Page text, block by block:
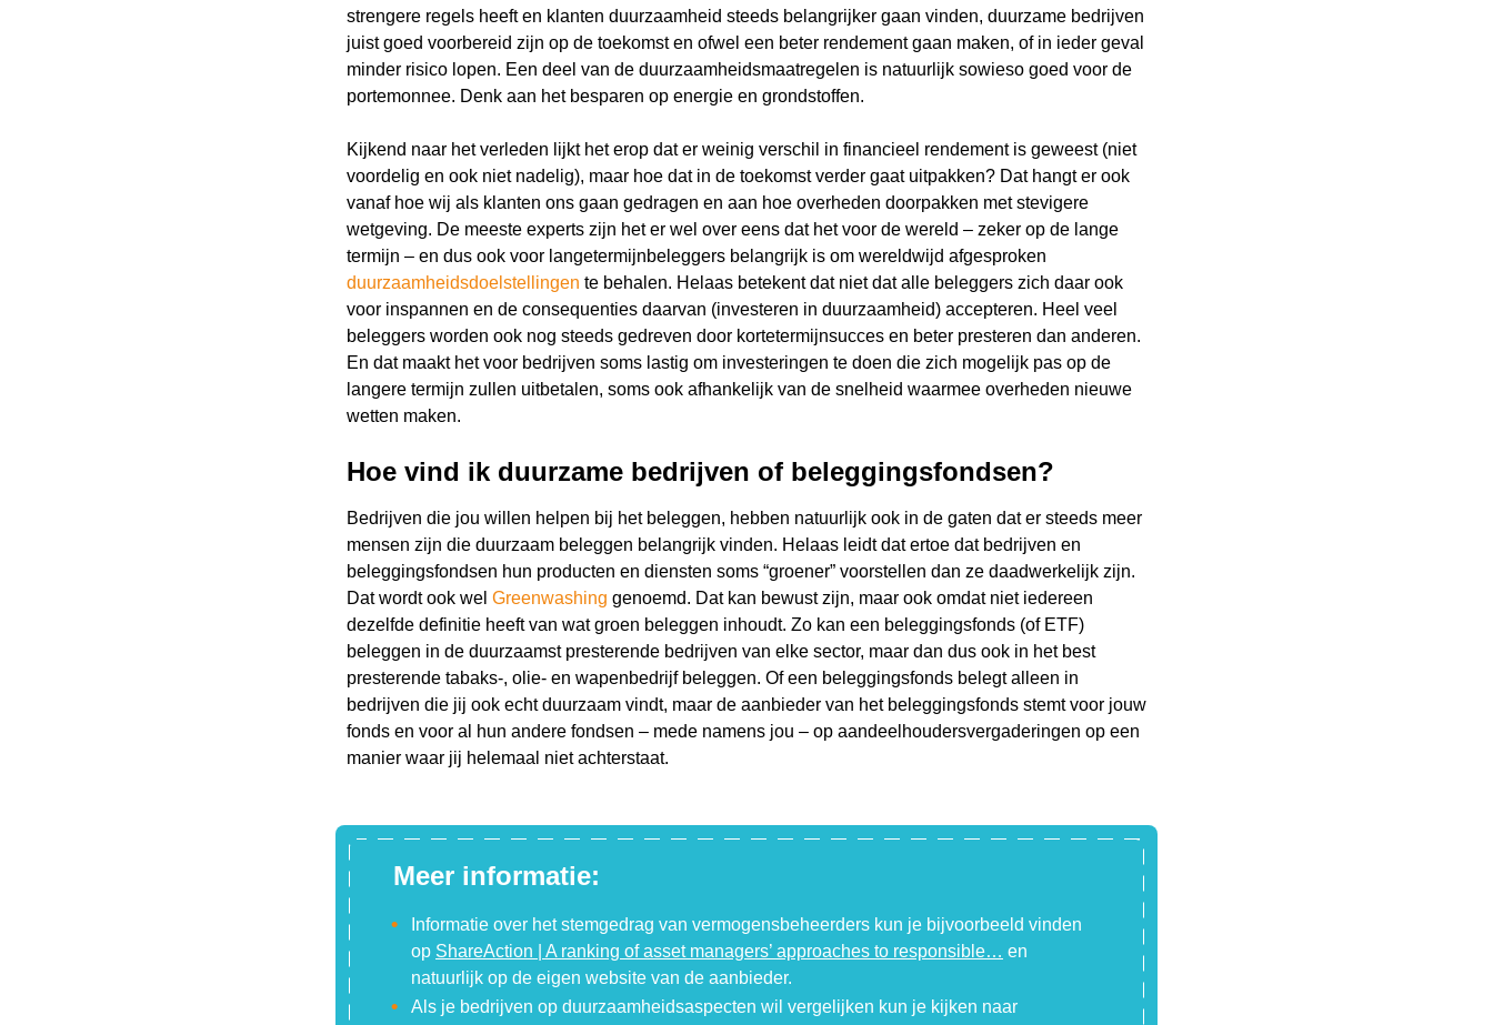
strengere regels heeft en klanten duurzaamheid steeds belangrijker gaan vinden, duurzame bedrijven
juist goed voorbereid zijn op de toekomst en ofwel een beter rendement gaan maken, of in ieder geval
minder risico lopen. Een deel van de duurzaamheidsmaatregelen is natuurlijk sowieso goed voor de
portemonnee. Denk aan het besparen op energie en grondstoffen.
Kijkend naar het verleden lijkt het erop dat er weinig verschil in financieel rendement is geweest (niet
voordelig en ook niet nadelig), maar hoe dat in de toekomst verder gaat uitpakken? Dat hangt er ook
vanaf hoe wij als klanten ons gaan gedragen en aan hoe overheden doorpakken met stevigere
wetgeving. De meeste experts zijn het er wel over eens dat het voor de wereld – zeker op de lange
termijn – en dus ook voor langetermijnbeleggers belangrijk is om wereldwijd afgesproken
duurzaamheidsdoelstellingen te behalen. Helaas betekent dat niet dat alle beleggers zich daar ook
voor inspannen en de consequenties daarvan (investeren in duurzaamheid) accepteren. Heel veel
beleggers worden ook nog steeds gedreven door kortetermijnsucces en beter presteren dan anderen.
En dat maakt het voor bedrijven soms lastig om investeringen te doen die zich mogelijk pas op de
langere termijn zullen uitbetalen, soms ook afhankelijk van de snelheid waarmee overheden nieuwe
wetten maken.
Hoe vind ik duurzame bedrijven of beleggingsfondsen?
Bedrijven die jou willen helpen bij het beleggen, hebben natuurlijk ook in de gaten dat er steeds meer
mensen zijn die duurzaam beleggen belangrijk vinden. Helaas leidt dat ertoe dat bedrijven en
beleggingsfondsen hun producten en diensten soms “groener” voorstellen dan ze daadwerkelijk zijn.
Dat wordt ook wel Greenwashing genoemd. Dat kan bewust zijn, maar ook omdat niet iedereen
dezelfde definitie heeft van wat groen beleggen inhoudt. Zo kan een beleggingsfonds (of ETF)
beleggen in de duurzaamst presterende bedrijven van elke sector, maar dan dus ook in het best
presterende tabaks-, olie- en wapenbedrijf beleggen. Of een beleggingsfonds belegt alleen in
bedrijven die jij ook echt duurzaam vindt, maar de aanbieder van het beleggingsfonds stemt voor jouw
fonds en voor al hun andere fondsen – mede namens jou – op aandeelhoudersvergaderingen op een
manier waar jij helemaal niet achterstaat.
Meer informatie:
Informatie over het stemgedrag van vermogensbeheerders kun je bijvoorbeeld vinden
op ShareAction | A ranking of asset managers’ approaches to responsible… en
natuurlijk op de eigen website van de aanbieder.
Als je bedrijven op duurzaamheidsaspecten wil vergelijken kun je kijken naar